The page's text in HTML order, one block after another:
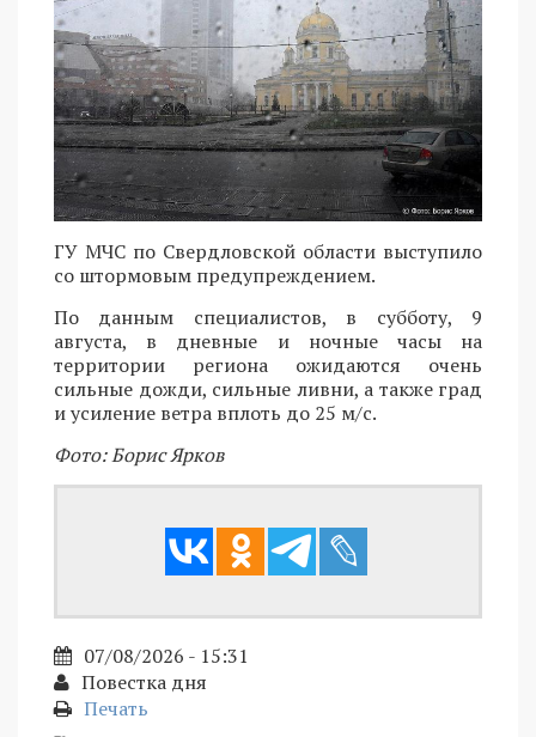
ГУ МЧС по Свердловской области выступило
со штормовым предупреждением.
По данным специалистов, в субботу, 9
августа, в дневные и ночные часы на
территории региона ожидаются очень
сильные дожди, сильные ливни, а также град
и усиление ветра вплоть до 25 м/с.
Фото: Борис Ярков
07/08/2026 - 15:31
Повестка дня
Печать